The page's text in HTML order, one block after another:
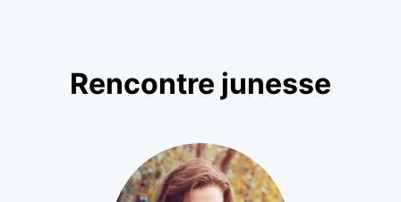
Rencontre junesse